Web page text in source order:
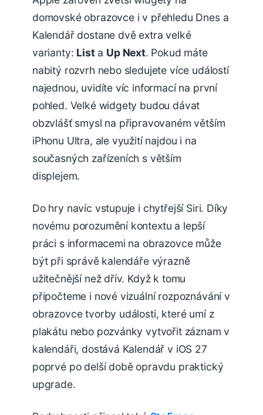
domovské obrazovce i v přehledu Dnes a
Kalendář dostane dvě extra velké
varianty: Lista Up Next. Pokud máte
nabitý rozvrh nebo sledujete více událostí
najednou, uvidíte víc informací na první
pohled. Velké widgety budou dávat
obzvlášť smysl na připravovaném větším
iPhonu Ultra, ale využití najdou i na
současných zařízeních s větším
displejem.
Do hry navíc vstupuje i chytřejší Siri. Díky
novému porozumění kontextu a lepší
práci s informacemi na obrazovce může
být při správě kalendáře výrazně
užitečnější než dřív. Když k tomu
připočteme i nové vizuální rozpoznávání v
obrazovce tvorby události, které umí z
plakátu nebo pozvánky vytvořit záznam v
kalendáři, dostává Kalendář v iOS 27
poprvé po delší době opravdu praktický
upgrade.